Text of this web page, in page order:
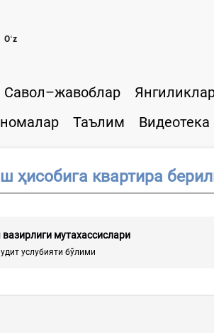
Oʻz
Савол–жавоблар
Таълим Видеотека
ҳисобига квартира
мутахассислари
услубияти бўлими